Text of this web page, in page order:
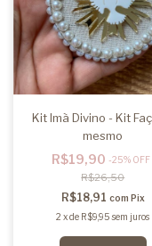
Kit Imã Divino - Kit
mesmo
R$19,90 -25% OFF
R$26,50
R$18,91 com Pix
2 xde R$9,95 sem juros